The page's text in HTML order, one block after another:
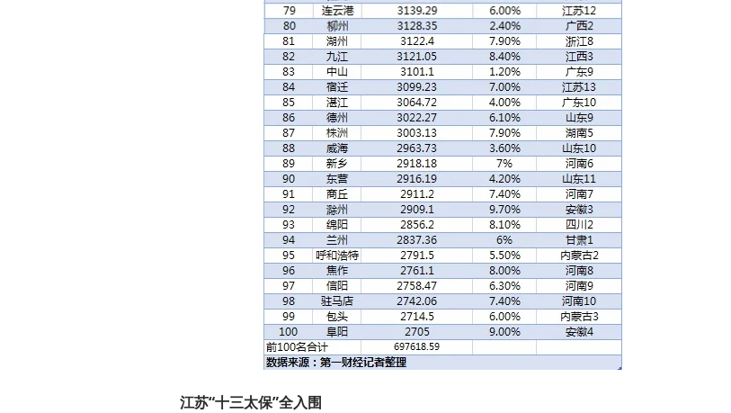
江苏“十三太保”全入围